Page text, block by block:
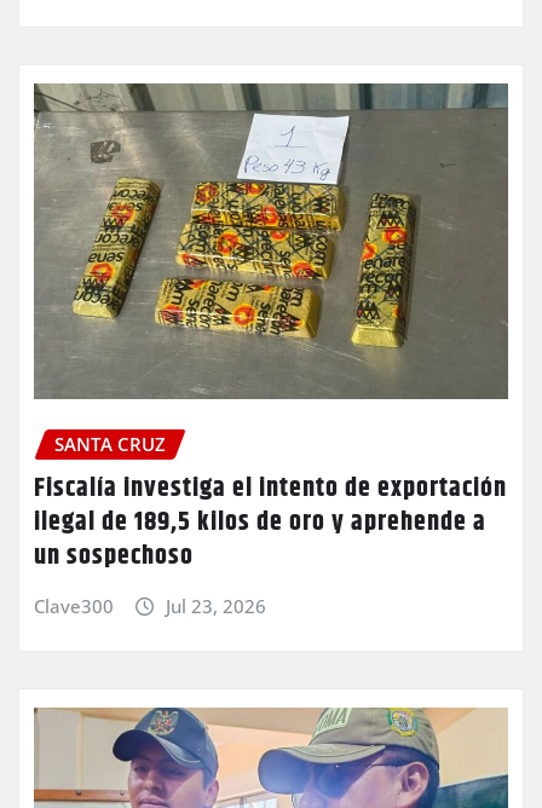
SANTA CRUZ
Fiscalía investiga el intento de exportación
ilegal de 189,5 kilos de oro y aprehende a
un sospechoso
Clave300 Jul 23, 2026